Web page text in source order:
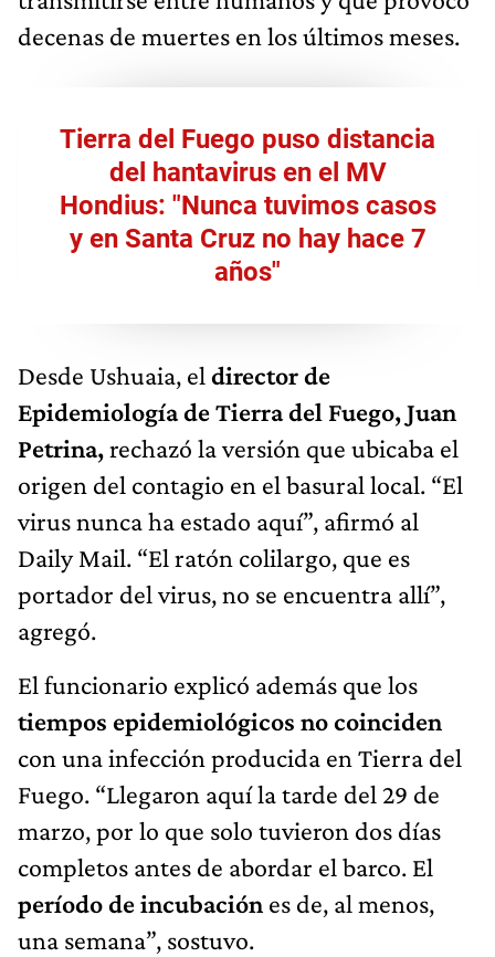
decenas de muertes en los últimos meses.
Tierra del Fuego puso distancia
del hantavirus en el MV
Hondius: "Nunca tuvimos casos
y en Santa Cruz no hay hace 7
años"
Desde Ushuaia, el director de
Epidemiología de Tierra del Fuego, Juan
Petrina,rechazó la versión que ubicaba el
origen del contagio en el basural local. “El
virus nunca ha estado aquí”, afirmó al
Daily Mail. “El ratón colilargo, que es
portador del virus, no se encuentra allí”,
agregó.
El funcionario explicó además que los
tiempos epidemiológicos no coinciden
con una infección producida en Tierra del
Fuego. “Llegaron aquí la tarde del 29 de
marzo, por lo que solo tuvieron dos días
completos antes de abordar el barco. El
período de incubación es de, al menos,
una semana”, sostuvo.